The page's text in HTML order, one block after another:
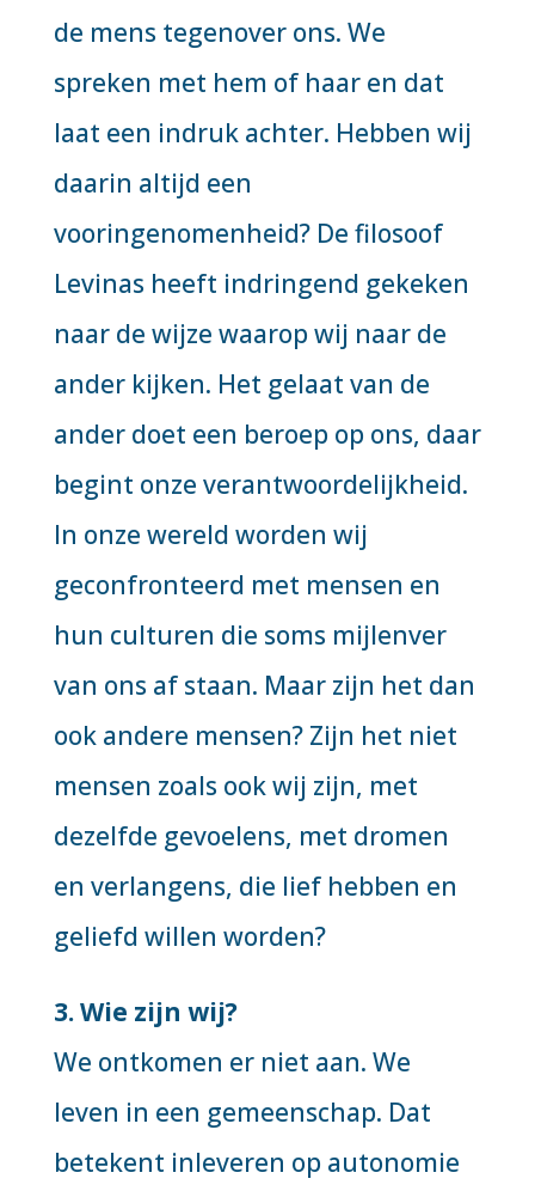
de mens tegenover ons. We
spreken met hem of haar en dat
laat een indruk achter. Hebben wij
daarin altijd een
vooringenomenheid? De filosoof
Levinas heeft indringend gekeken
naar de wijze waarop wij naar de
ander kijken. Het gelaat van de
ander doet een beroep op ons, daar
begint onze verantwoordelijkheid.
In onze wereld worden wij
geconfronteerd met mensen en
hun culturen die soms mijlenver
van ons af staan. Maar zijn het dan
ook andere mensen? Zijn het niet
mensen zoals ook wij zijn, met
dezelfde gevoelens, met dromen
en verlangens, die lief hebben en
geliefd willen worden?
3. Wie zijn wij?
We ontkomen er niet aan. We
leven in een gemeenschap. Dat
betekent inleveren op autonomie